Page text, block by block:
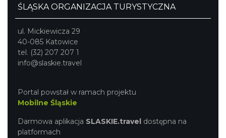
Górki Wielkie
6.89 km
ŚLĄSKA ORGANIZACJA TURYSTYCZNA
ul. Mickiewicza 29
40-085 Katowice
tel. (32) 207 207 1
info@slaskie.travel
Portal powstał w ramach projektu
Mobilne Śląskie
Darmowa aplikacja SLASKIE.travel dostępna na
platformach